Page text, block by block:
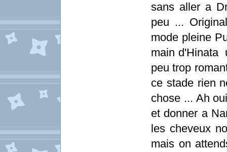
sans aller a
peu ...
mode pleine
main d'Hinata
peu trop
ce stade rien
chose ... Ah
et donner a
les cheveux
mais on